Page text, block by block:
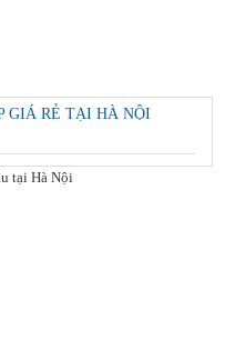
GIÁ RẺ TẠI HÀ NỘI